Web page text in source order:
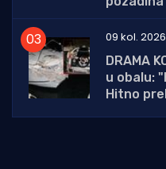
09 kol. 2026
DRAMA
u obalu:
Hitno